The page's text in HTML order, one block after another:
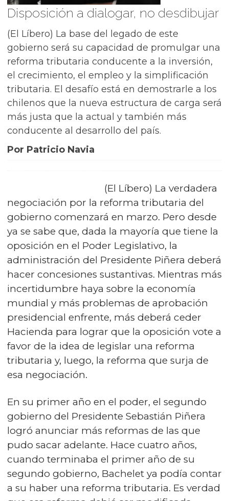
Disposición a dialogar, no desdibujar
(El Líbero) La base del legado de este
gobierno será su capacidad de promulgar una
reforma tributaria conducente a la inversión,
el crecimiento, el empleo y la simplificación
tributaria. El desafío está en demostrarle a los
chilenos que la nueva estructura de carga será
más justa que la actual y también más
conducente al desarrollo del país.
Por Patricio Navia
(El Líbero) La verdadera
negociación por la reforma tributaria del
gobierno comenzará en marzo. Pero desde
ya se sabe que, dada la mayoría que tiene la
oposición en el Poder Legislativo, la
administración del Presidente Piñera deberá
hacer concesiones sustantivas. Mientras más
incertidumbre haya sobre la economía
mundial y más problemas de aprobación
presidencial enfrente, más deberá ceder
Hacienda para lograr que la oposición vote a
favor de la idea de legislar una reforma
tributaria y, luego, la reforma que surja de
esa negociación.
En su primer año en el poder, el segundo
gobierno del Presidente Sebastián Piñera
logró anunciar más reformas de las que
pudo sacar adelante. Hace cuatro años,
cuando terminaba el primer año de su
segundo gobierno, Bachelet ya podía contar
a su haber una reforma tributaria. Es verdad